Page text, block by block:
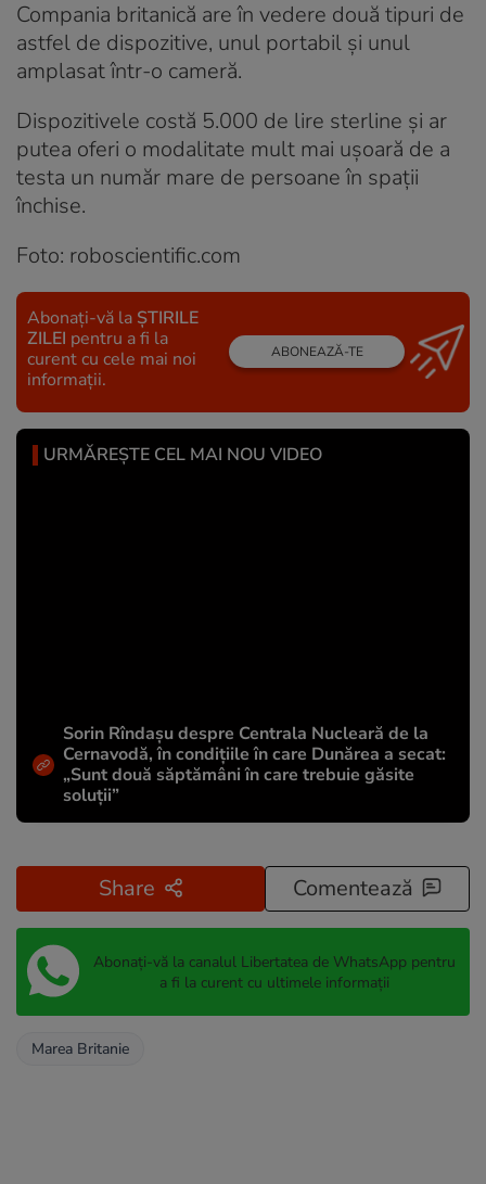
Compania britanică are în vedere două tipuri de
astfel de dispozitive, unul portabil și unul
amplasat într-o cameră.
Dispozitivele costă 5.000 de lire sterline și ar
putea oferi o modalitate mult mai ușoară de a
testa un număr mare de persoane în spații
închise.
Foto: roboscientific.com
Abonați-vă la ȘTIRILE
ZILEI pentru a fi la
curent cu cele mai noi
informații.
ABONEAZĂ-TE
URMĂREȘTE CEL MAI NOU VIDEO
Sorin Rîndașu despre Centrala Nucleară de la
Cernavodă, în condițiile în care Dunărea a secat:
„Sunt două săptămâni în care trebuie găsite
soluții”
Share Comentează
Abonați-vă la canalul Libertatea de WhatsApp pentru
a fi la curent cu ultimele informații
Marea Britanie